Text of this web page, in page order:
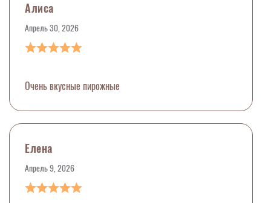
Алиса
Апрель 30, 2026
Очень вкусные пирожные
Елена
Апрель 9, 2026